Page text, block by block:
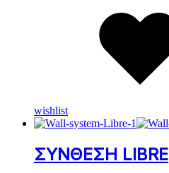
wishlist
ΣΥΝΘΕΣΗ LIBRE